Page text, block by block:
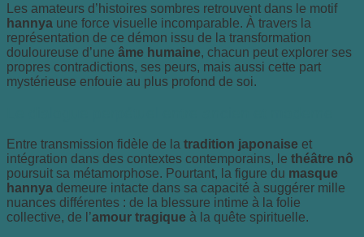
Les amateurs d’histoires sombres retrouvent dans le motif
hannya une force visuelle incomparable. À travers la
représentation de ce démon issu de la transformation
douloureuse d’une âme humaine, chacun peut explorer ses
propres contradictions, ses peurs, mais aussi cette part
mystérieuse enfouie au plus profond de soi.
Entre transmission fidèle de la tradition japonaise et
intégration dans des contextes contemporains, le théâtre nô
poursuit sa métamorphose. Pourtant, la figure du masque
hannya demeure intacte dans sa capacité à suggérer mille
nuances différentes : de la blessure intime à la folie
collective, de l’amour tragique à la quête spirituelle.